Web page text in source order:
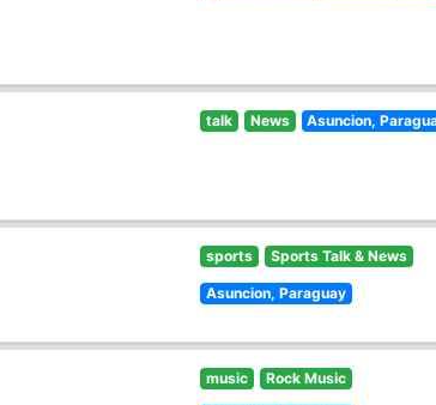
talk News Asuncion,
sports Sports Talk & News
Asuncion, Paraguay
music Rock Music